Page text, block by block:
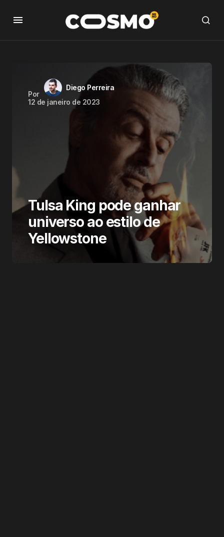
Por
Diego Perreira
12 de janeiro de 2023
Tulsa King pode ganhar
universo ao estilo de
Yellowstone